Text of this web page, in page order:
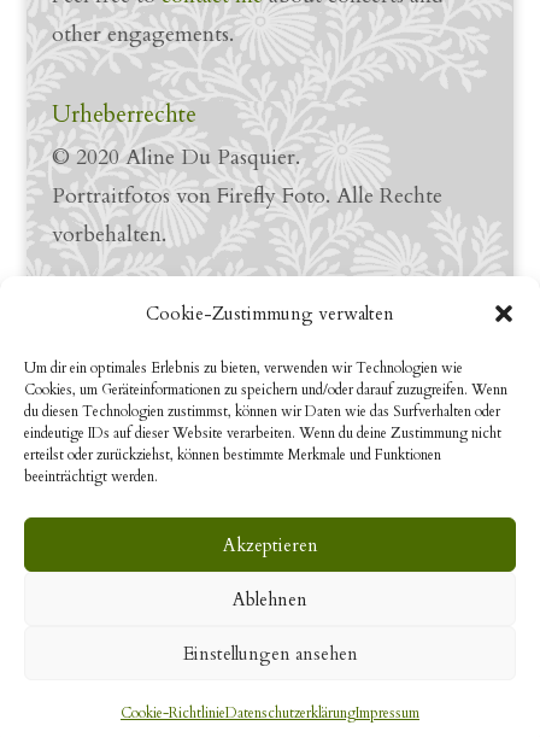
Cookie-Zustimmung verwalten
Um dir ein optimales Erlebnis zu bieten, verwenden wir Technologien wie
Cookies, um Geräteinformationen zu speichern und/oder darauf zuzugreifen. Wenn
du diesen Technologien zustimmst, können wir Daten wie das Surfverhalten oder
eindeutige IDs auf dieser Website verarbeiten. Wenn du deine Zustimmung nicht
erteilst oder zurückziehst, können bestimmte Merkmale und Funktionen
beeinträchtigt werden.
Akzeptieren
Ablehnen
Einstellungen ansehen
Cookie-RichtlinieDatenschutzerklärungImpressum
other engagements.
Urheberrechte
© 2020 Aline Du Pasquier.
Portraitfotos von Firefly Foto. Alle Rechte
vorbehalten.
LinkedIn Profile
YouTube
© 2020 Aline Du Pasquier all rights reserved.